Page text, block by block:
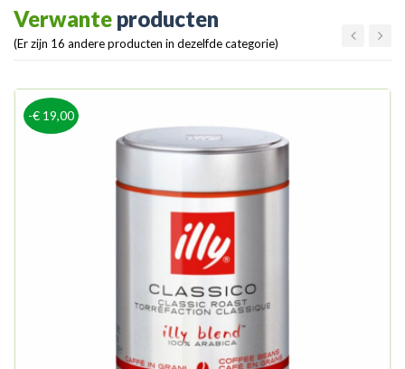
Verwante producten
(Er zijn 16 andere producten in dezelfde categorie)
-€ 19,00